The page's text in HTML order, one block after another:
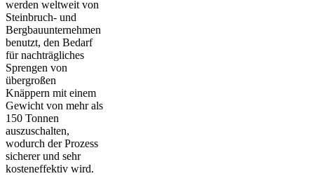
werden weltweit von
Steinbruch- und
Bergbauunternehmen
benutzt, den Bedarf
für nachträgliches
Sprengen von
übergroßen
Knäppern mit einem
Gewicht von mehr als
150 Tonnen
auszuschalten,
wodurch der Prozess
sicherer und sehr
kosteneffektiv wird.